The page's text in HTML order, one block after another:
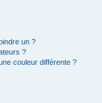
un ?
?
couleur différente ?